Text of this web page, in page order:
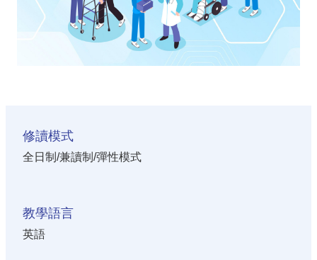
修讀模式
全日制/兼讀制/彈性模式
教學語言
英語